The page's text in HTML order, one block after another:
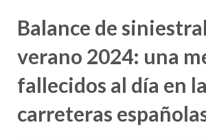
Balance de
verano 2024: una
fallecidos al día en
carreteras